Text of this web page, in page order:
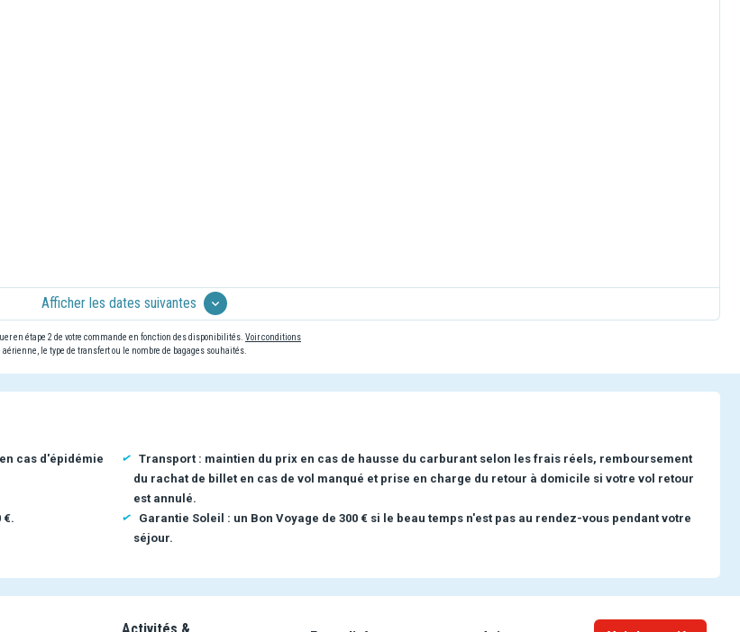
Afficher les dates suivantes
en étape 2 de votre commande en fonction des disponibilités. Voir conditions
le type de transfert ou le nombre de bagages souhaités.
cas d'épidémie
Transport : maintien du prix en cas de hausse du carburant selon les frais réels, remboursement
du rachat de billet en cas de vol manqué et prise en charge du retour à domicile si votre vol retour
est annulé.
€.
Garantie Soleil : un Bon Voyage de 300 € si le beau temps n'est pas au rendez-vous pendant votre
séjour.
Activités &